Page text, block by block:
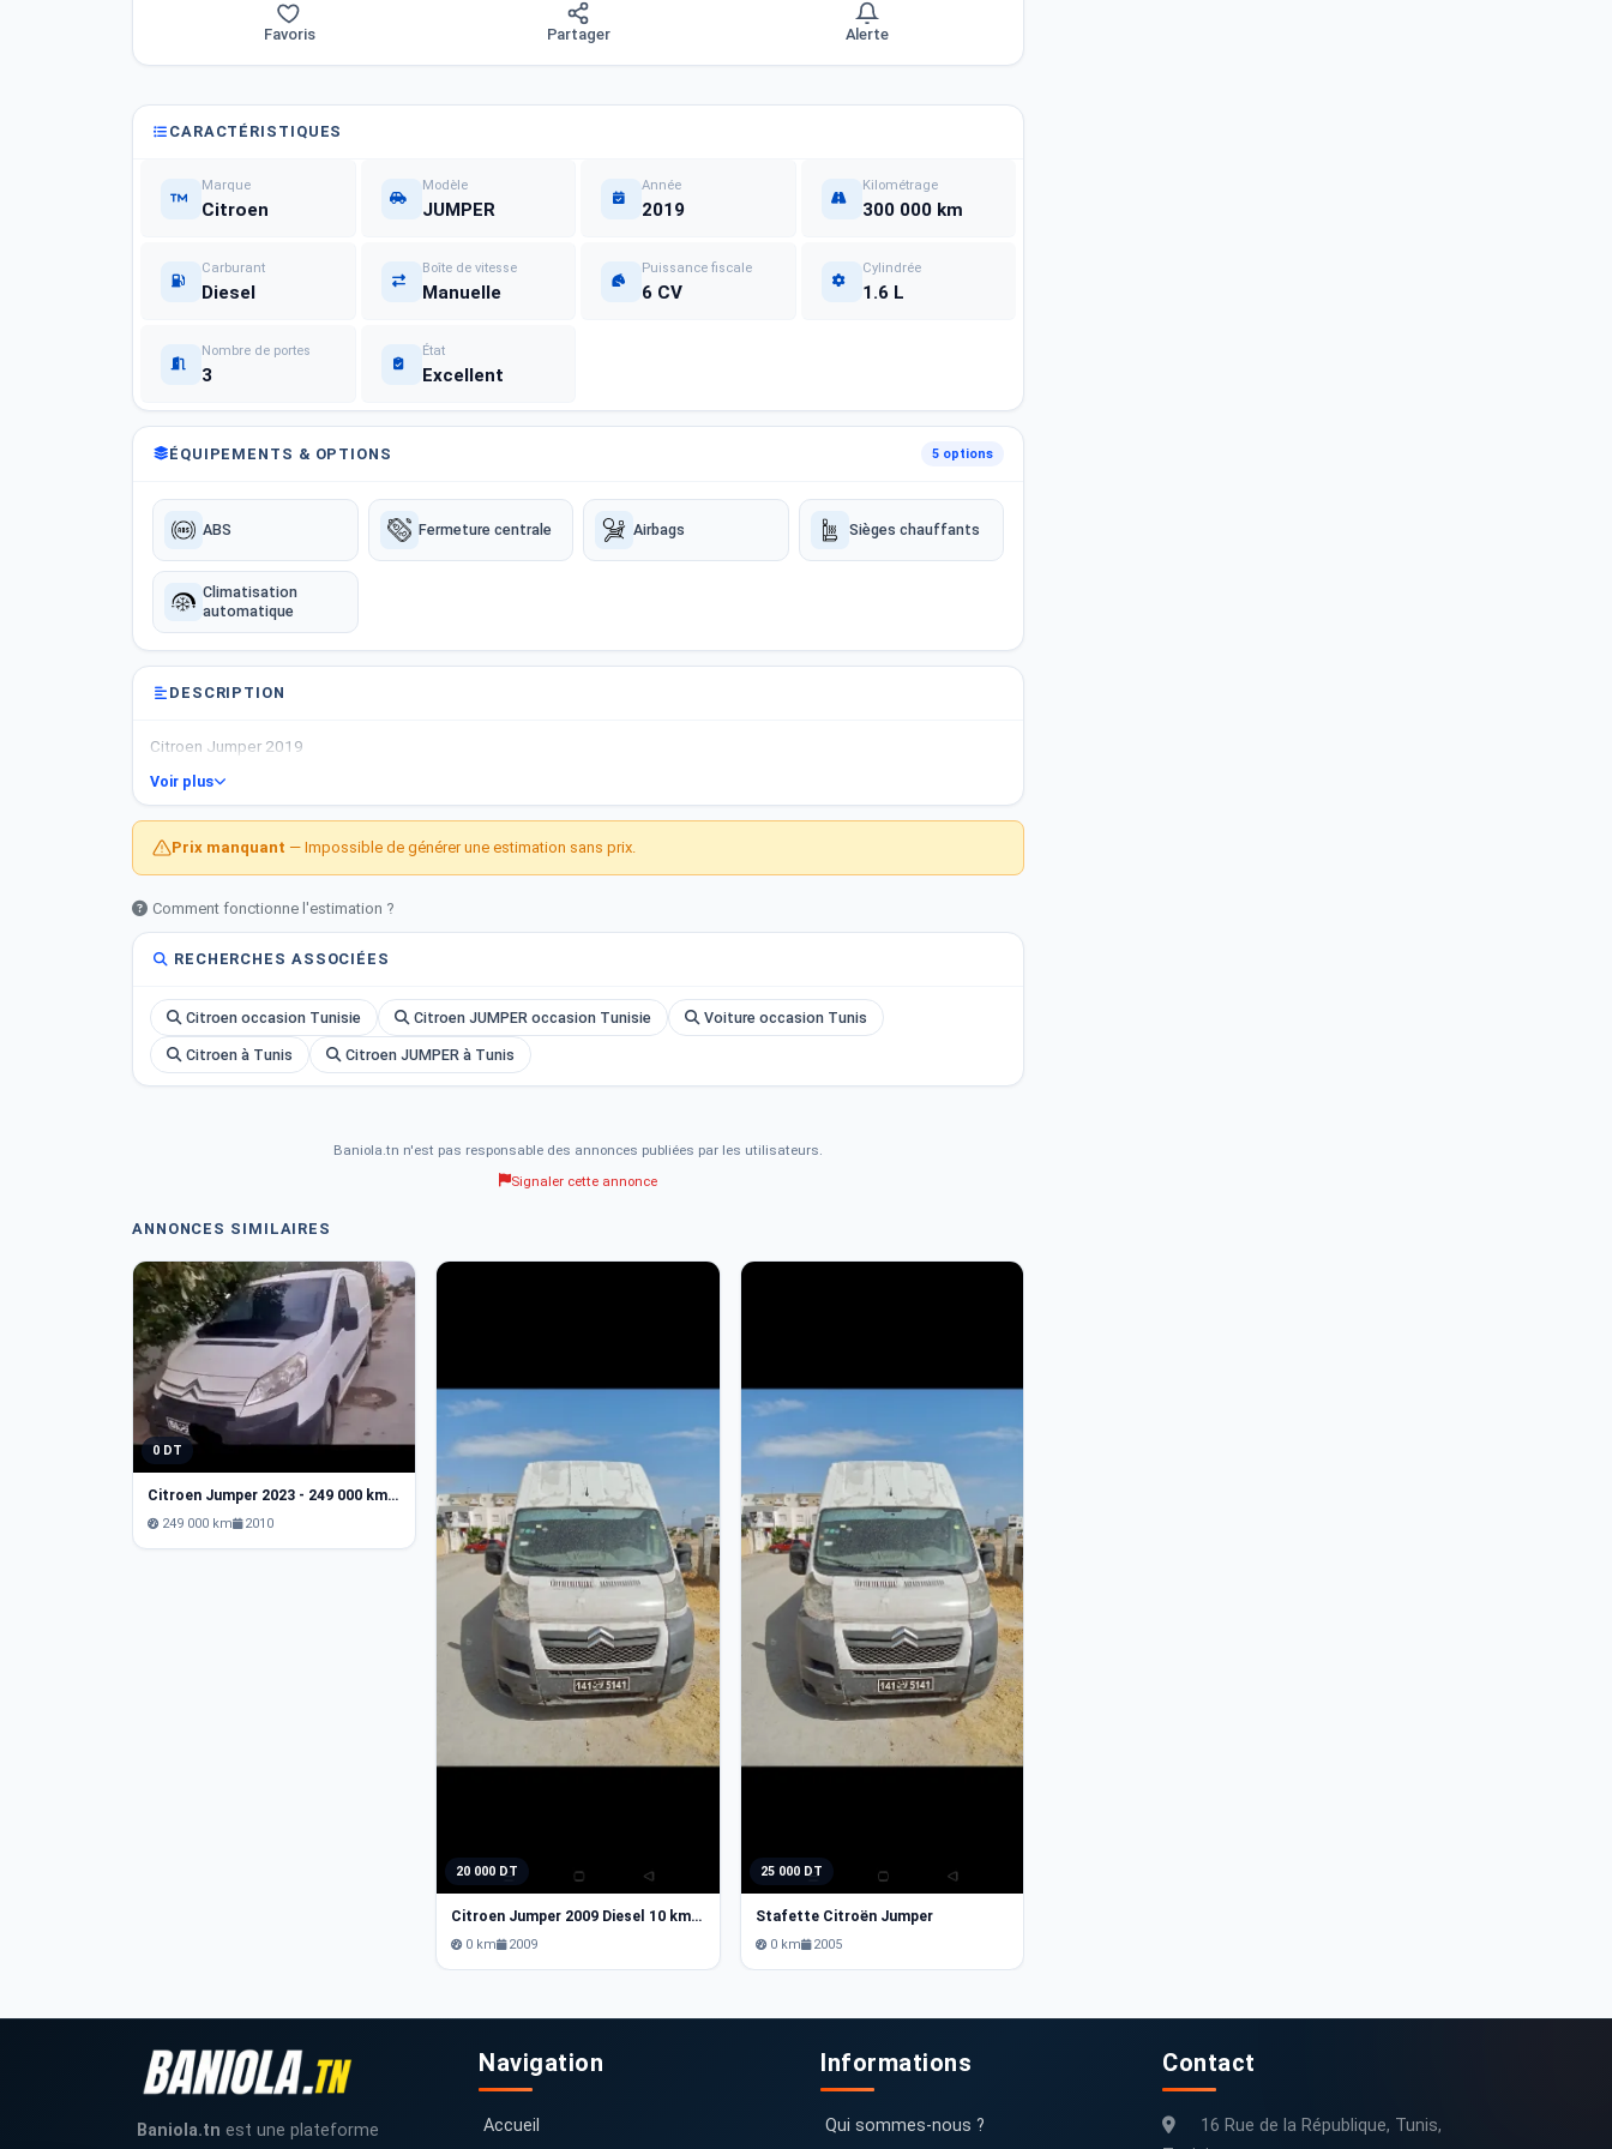
Favoris Partager Alerte
CARACTÉRISTIQUES
Marque
Citroen
Modèle
JUMPER
Année
2019
Kilométrage
300 000 km
Carburant
Diesel
Boîte de vitesse
Manuelle
Puissance fiscale
6 CV
Cylindrée
1.6 L
Nombre de portes
3
État
Excellent
ÉQUIPEMENTS & OPTIONS 5 options
ABS Fermeture centrale Airbags Sièges chauffants
Climatisation
automatique
DESCRIPTION
Citroen Jumper 2019
Voir plus
Prix manquant — Impossible de générer une estimation sans prix.
Comment fonctionne l'estimation ?
RECHERCHES ASSOCIÉES
Citroen occasion Tunisie Citroen JUMPER occasion Tunisie Voiture occasion Tunis
Citroen à Tunis Citroen JUMPER à Tunis
Baniola.tn n'est pas responsable des annonces publiées par les utilisateurs.
Signaler cette annonce
ANNONCES SIMILAIRES
0 DT
Citroen Jumper 2023 - 249 000 km - Diesel
249 000 km 2010
20 000 DT
Citroen Jumper 2009 Diesel 10 km Jendouba
0 km 2009
25 000 DT
Stafette Citroën Jumper
0 km 2005
Baniola.tn est une plateforme
Navigation
Accueil
Informations
Qui sommes-nous ?
Contact
16 Rue de la République, Tunis,